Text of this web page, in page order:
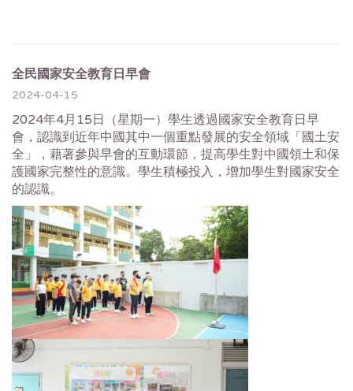
全民國家安全教育日早會
2024-04-15
2024年4月15日（星期一）學生透過國家安全教育日早
會，認識到近年中國其中一個重點發展的安全領域「國土安
全」，藉著參與早會的互動環節，提高學生對中國領土和保
護國家完整性的意識。學生積極投入，增加學生對國家安全
的認識。